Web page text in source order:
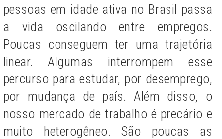
pessoas em idade ativa no Brasil passa
a vida oscilando entre empregos.
Poucas conseguem ter uma trajetória
linear. Algumas interrompem esse
percurso para estudar, por desemprego,
por mudança de país. Além disso, o
nosso mercado de trabalho é precário e
muito heterogêneo. São poucas as